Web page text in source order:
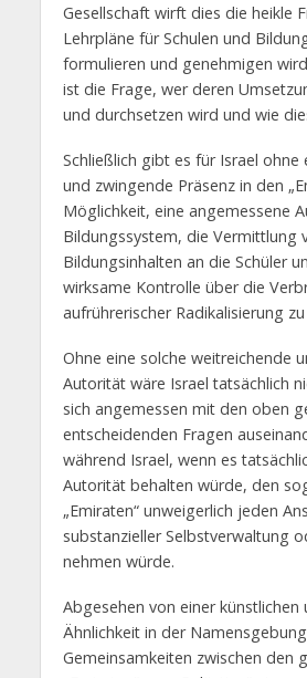
Gesellschaft wirft dies die heikle
Lehrpläne für Schulen und
formulieren und genehmigen
ist die Frage, wer deren
und durchsetzen wird und wie
Schließlich gibt es für Israel ohne
und zwingende Präsenz in den
Möglichkeit, eine angemessene
Bildungssystem, die Vermittlung
Bildungsinhalten an die Schüler
wirksame Kontrolle über die
aufrührerischer Radikalisierung
Ohne eine solche weitreichende
Autorität wäre Israel tatsächlich
sich angemessen mit den oben
entscheidenden Fragen
während Israel, wenn es
Autorität behalten würde, den
„Emiraten“ unweigerlich jeden
substanzieller Selbstverwaltung
nehmen würde.
Abgesehen von einer künstlichen
Ähnlichkeit in der
Gemeinsamkeiten zwischen den